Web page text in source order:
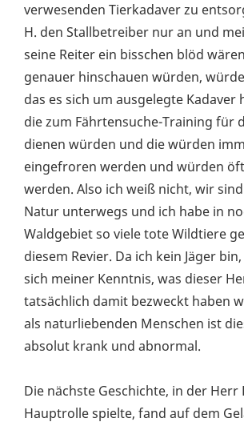
verwesenden Tierkadaver zu
H. den Stallbetreiber nur an und
seine Reiter ein bisschen blöd
genauer hinschauen würden,
das es sich um ausgelegte Kadaver
die zum Fährtensuche-Training für
dienen würden und die würden
eingefroren werden und würden
werden. Also ich weiß nicht, wir
Natur unterwegs und ich habe in
Waldgebiet so viele tote Wildtiere
diesem Revier. Da ich kein Jäger
sich meiner Kenntnis, was dieser
tatsächlich damit bezweckt haben
als naturliebenden Menschen ist
absolut krank und abnormal.
Die nächste Geschichte, in der Herr
Hauptrolle spielte, fand auf dem